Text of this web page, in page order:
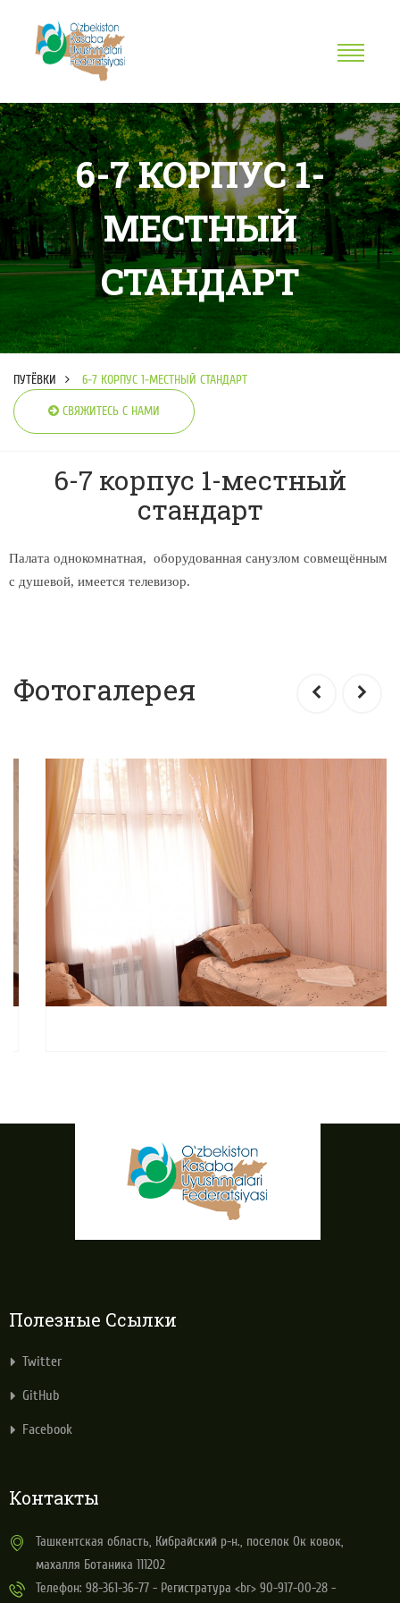
6-7 КОРПУС 1-
МЕСТНЫЙ
СТАНДАРТ
ПУТЁВКИ 6-7 КОРПУС 1-МЕСТНЫЙ СТАНДАРТ
СВЯЖИТЕСЬ С НАМИ
6-7 корпус 1-местный
стандарт
Палата однокомнатная, оборудованная санузлом совмещённым
с душевой, имеется телевизор.
Фотогалерея
Полезные Ссылки
Twitter
GitHub
Facebook
Контакты
Ташкентская область, Кибрайский р-н., поселок Ок ковок,
махалля Ботаника 111202
Телефон: 98-361-36-77 - Регистратура <br> 90-917-00-28 -